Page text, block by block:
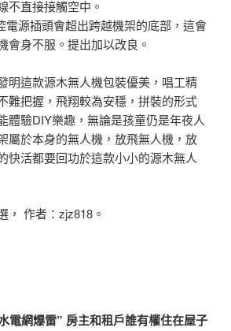
不直接接觸空中。
電源插頭會超出跨越機架的底部，這會
會身不服。提出加以改良。
明這款源木無人機包裝優美，唱工精
難把握，飛翔較為安穩，拼裝的形式
體驗DIY樂趣，無論是孩童仍是年夜人
屬於本身的無人機，放飛無人機，放
快活都要回功於這款小小的源木無人
， 作者：zjz818。
電網爆雷” 房主和租戶誰有權住在屋子